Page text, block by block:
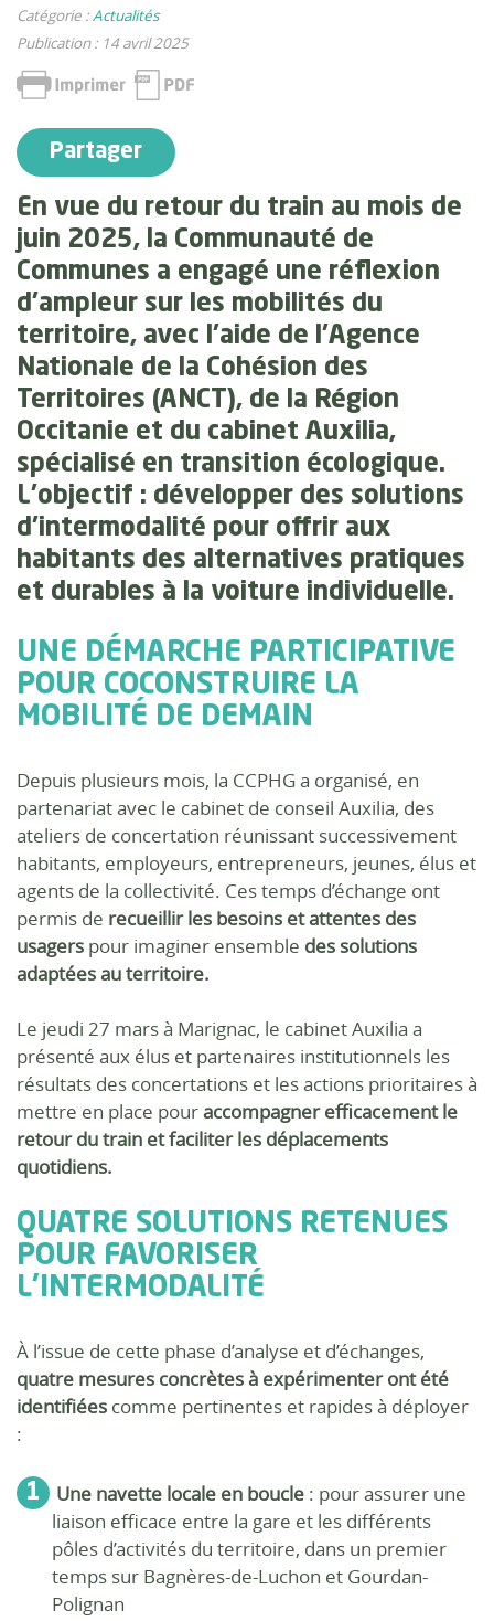
Catégorie :Actualités
Publication : 14 avril 2025
Partager
En vue du retour du train au mois de
juin 2025, la Communauté de
Communes a engagé une réflexion
d’ampleur sur les mobilités du
territoire, avec l'aide de l'Agence
Nationale de la Cohésion des
Territoires (ANCT), de la Région
Occitanie et du cabinet Auxilia,
spécialisé en transition écologique.
L’objectif : développer des solutions
d’intermodalité pour offrir aux
habitants des alternatives pratiques
et durables à la voiture individuelle.
UNE DÉMARCHE PARTICIPATIVE
POUR COCONSTRUIRE LA
MOBILITÉ DE DEMAIN
Depuis plusieurs mois, la CCPHG a organisé, en
partenariat avec le cabinet de conseil Auxilia, des
ateliers de concertation réunissant successivement
habitants, employeurs, entrepreneurs, jeunes, élus et
agents de la collectivité. Ces temps d’échange ont
permis de recueillir les besoins et attentes des
usagers pour imaginer ensemble des solutions
adaptées au territoire.
Le jeudi 27 mars à Marignac, le cabinet Auxilia a
présenté aux élus et partenaires institutionnels les
résultats des concertations et les actions prioritaires à
mettre en place pouraccompagner efficacement le
retour du train et faciliter les déplacements
quotidiens.
QUATRE SOLUTIONS RETENUES
POUR FAVORISER
L’INTERMODALITÉ
À l’issue de cette phase d’analyse et d’échanges,
quatre mesures concrètes à expérimenter ont été
identifiées comme pertinentes et rapides à déployer
:
Une navette locale en boucle : pour assurer une
liaison efficace entre la gare et les différents
pôles d’activités du territoire, dans un premier
temps sur Bagnères-de-Luchon et Gourdan-
Polignan